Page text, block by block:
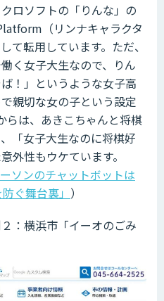
ロソフトの「りんな」の
（リンナキャラクタ
て転用しています。ただ、
く女子大生なので、りん
！」というような女子高
親切な女の子という設定
らは、あきこちゃんと将棋
「女子大生なのに将棋好
外性もウケています。
ソンのチャットボットは
ぐ舞台裏」 ）
：横浜市「イーオのごみ